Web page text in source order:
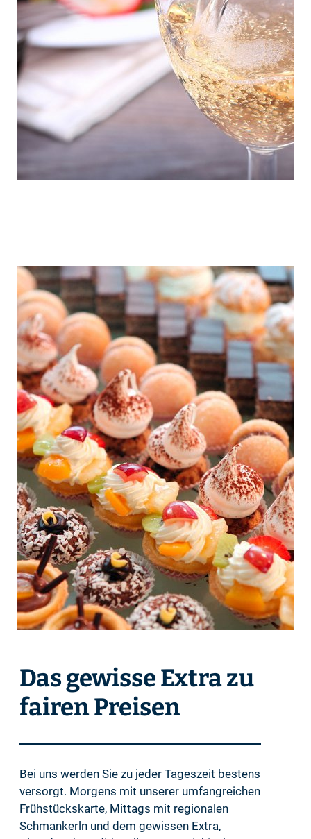
Das gewisse Extra zu
fairen Preisen
Bei uns werden Sie zu jeder Tageszeit bestens
versorgt. Morgens mit unserer umfangreichen
Frühstückskarte, Mittags mit regionalen
Schmankerln und dem gewissen Extra,